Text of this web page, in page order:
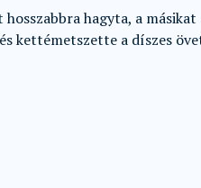
hagyta, a
kettémetszette a díszes